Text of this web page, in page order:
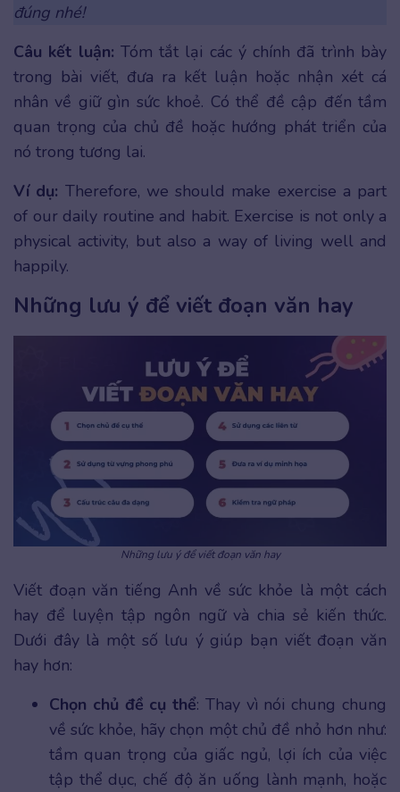
đúng nhé!
Câu kết luận: Tóm tắt lại các ý chính đã trình bày
trong bài viết, đưa ra kết luận hoặc nhận xét cá
nhân về giữ gìn sức khoẻ. Có thể đề cập đến tầm
quan trọng của chủ đề hoặc hướng phát triển của
nó trong tương lai.
Ví dụ: Therefore, we should make exercise a part
of our daily routine and habit. Exercise is not only a
physical activity, but also a way of living well and
happily.
Những lưu ý để viết đoạn văn hay
Những lưu ý để viết đoạn văn hay
Viết đoạn văn tiếng Anh về sức khỏe là một cách
hay để luyện tập ngôn ngữ và chia sẻ kiến thức.
Dưới đây là một số lưu ý giúp bạn viết đoạn văn
hay hơn:
Chọn chủ đề cụ thể: Thay vì nói chung chung
về sức khỏe, hãy chọn một chủ đề nhỏ hơn như:
tầm quan trọng của giấc ngủ, lợi ích của việc
tập thể dục, chế độ ăn uống lành mạnh, hoặc